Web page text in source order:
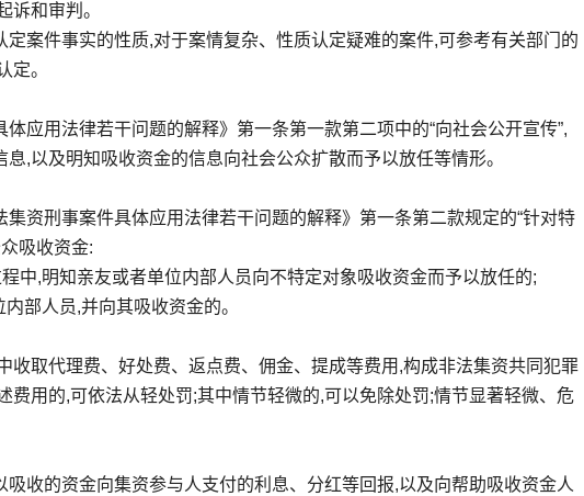
诉和审判。
案件事实的性质,对于案情复杂、性质认定疑难的案件,可参考有关部门的
定。
应用法律若干问题的解释》第一条第一款第二项中的“向社会公开宣传”,
,以及明知吸收资金的信息向社会公众扩散而予以放任等情形。
资刑事案件具体应用法律若干问题的解释》第一条第二款规定的“针对特
吸收资金:
中,明知亲友或者单位内部人员向不特定对象吸收资金而予以放任的;
部人员,并向其吸收资金的。
收取代理费、好处费、返点费、佣金、提成等费用,构成非法集资共同犯罪
费用的,可依法从轻处罚;其中情节轻微的,可以免除处罚;情节显著轻微、危
收的资金向集资参与人支付的利息、分红等回报,以及向帮助吸收资金人